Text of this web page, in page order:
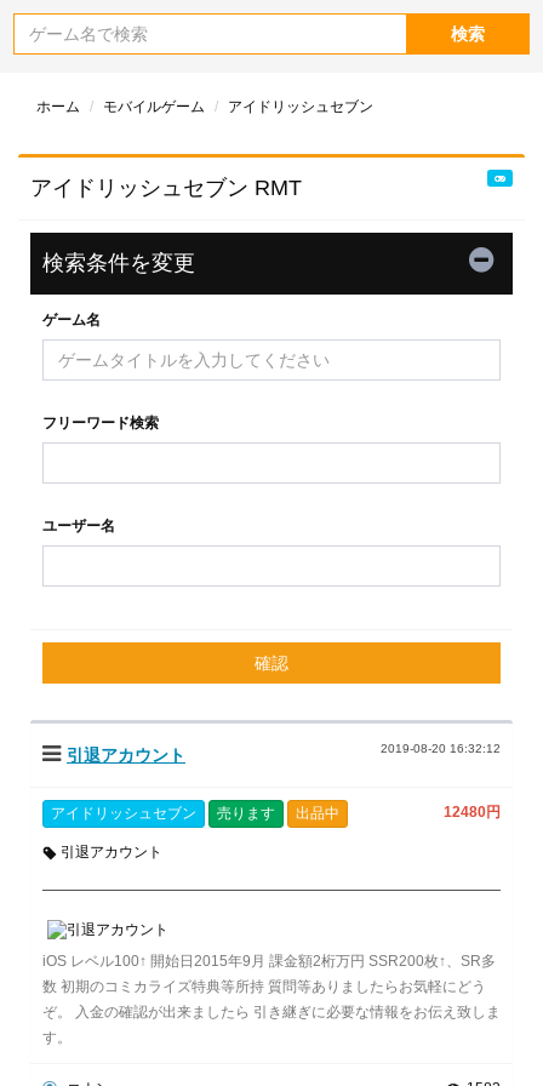
検索
ホーム モバイルゲーム アイドリッシュセブン
アイドリッシュセブン RMT
検索条件を変更
ゲーム名
フリーワード検索
ユーザー名
確認
引退アカウント 2019-08-20 16:32:12
アイドリッシュセブン 売ります 出品中 12480円
引退アカウント
iOS レベル100↑ 開始日2015年9月 課金額2桁万円 SSR200枚↑、SR多
数 初期のコミカライズ特典等所持 質問等ありましたらお気軽にどう
ぞ。 入金の確認が出来ましたら 引き継ぎに必要な情報をお伝え致しま
す。